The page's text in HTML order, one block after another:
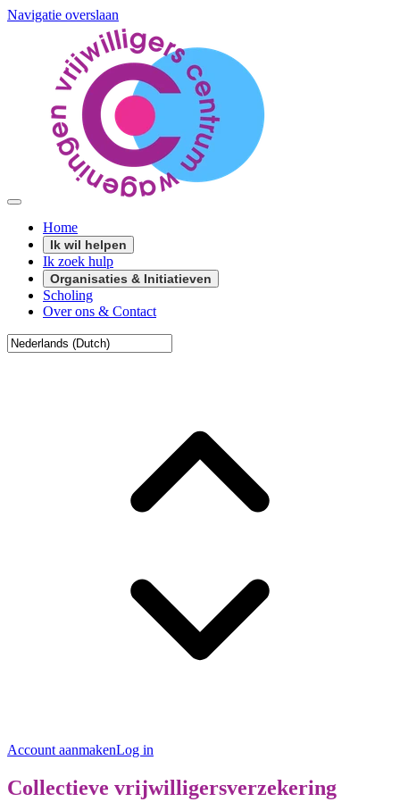
Navigatie overslaan
Home
Ik wil helpen
Ik zoek hulp
Organisaties & Initiatieven
Scholing
Over ons & Contact
Account aanmakenLog in
Collectieve vrijwilligersverzekering